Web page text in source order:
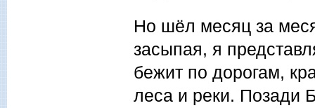
Но шёл месяц за
засыпая, я
бежит по дорогам,
леса и реки. Позади